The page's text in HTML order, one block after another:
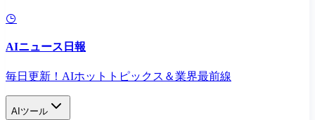
AIニュース日報
毎日更新！AIホットトピックス＆業界最前線
AIツール